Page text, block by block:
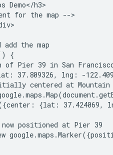
Demo</h3>
for the map -->
add the map
{
of Pier 39 in San
37.809326, lng: -
centered at Mountain
{lat: 37.424069,
positioned at Pier 39